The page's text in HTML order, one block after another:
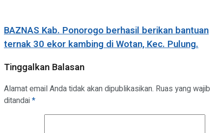
BAZNAS Kab. Ponorogo berhasil berikan bantuan
ternak 30 ekor kambing di Wotan, Kec. Pulung.
Tinggalkan Balasan
Alamat email Anda tidak akan dipublikasikan. Ruas yang wajib
ditandai*